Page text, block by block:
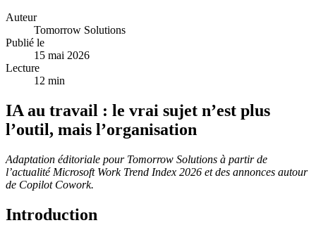
Auteur
Tomorrow Solutions
Publié le
15 mai 2026
Lecture
12 min
IA au travail : le vrai sujet n’est plus
l’outil, mais l’organisation
Adaptation éditoriale pour Tomorrow Solutions à partir de
l’actualité Microsoft Work Trend Index 2026 et des annonces autour
de Copilot Cowork.
Introduction